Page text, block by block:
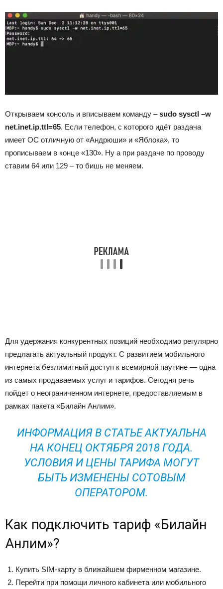
Открываем консоль и вписываем команду –sudo sysctl –w
net.inet.ip.ttl=65. Если телефон, с которого идёт раздача
имеет ОС отличную от «Андрюши» и «Яблока», то
прописываем в конце «130». Ну а при раздаче по проводу
ставим 64 или 129 – то бишь не меняем.
Для удержания конкурентных позиций необходимо регулярно
предлагать актуальный продукт. С развитием мобильного
интернета безлимитный доступ к всемирной паутине — одна
из самых продаваемых услуг и тарифов. Сегодня речь
пойдет о неограниченном интернете, предоставляемым в
рамках пакета «Билайн Анлим».
ИНФОРМАЦИЯ В СТАТЬЕ АКТУАЛЬНА
НА КОНЕЦ ОКТЯБРЯ 2018 ГОДА.
УСЛОВИЯ И ЦЕНЫ ТАРИФА МОГУТ
БЫТЬ ИЗМЕНЕНЫ СОТОВЫМ
ОПЕРАТОРОМ.
Как подключить тариф «Билайн
Анлим»?
Купить SIM-карту в ближайшем фирменном магазине.
Перейти при помощи личного кабинета или мобильного